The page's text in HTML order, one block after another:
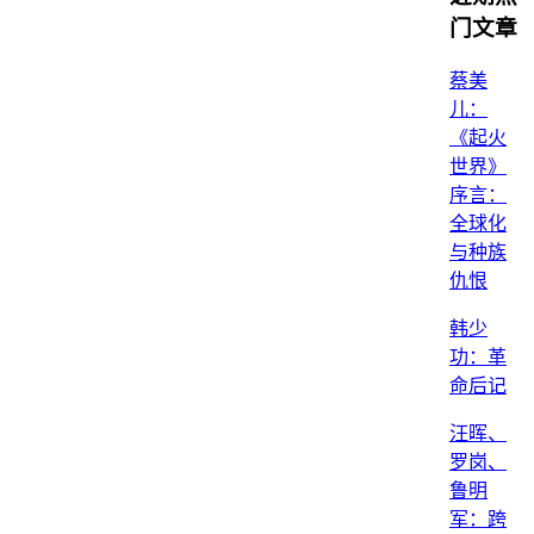
门文章
蔡美
儿：
《起火
世界》
序言：
全球化
与种族
仇恨
韩少
功：革
命后记
汪晖、
罗岗、
鲁明
军：跨